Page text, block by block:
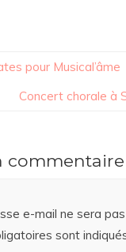
pour Musical’âme
Concert chorale à
commentaire
e-mail ne sera
sont